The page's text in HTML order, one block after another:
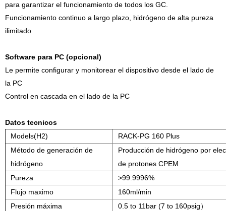
para garantizar el funcionamiento de todos los GC.
Funcionamiento continuo a largo plazo, hidrógeno de alta pureza
ilimitado
Software para PC (opcional)
Le permite configurar y monitorear el dispositivo desde el lado de
la PC
Control en cascada en el lado de la PC
Datos tecnicos
Models(H2)
RACK-PG 160 Plus
Método de generación de
hidrógeno
Producción de hidrógeno por
de protones CPEM
Pureza
>99.9996%
Flujo maximo
160ml/min
Presión máxima
0.5 to 11bar (7 to 160psig）